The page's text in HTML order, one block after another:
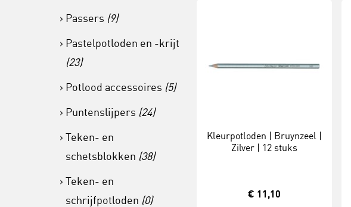
Passers (9)
Pastelpotloden en -krijt
(23)
Potlood accessoires (5)
Puntenslijpers (24)
Teken- en
schetsblokken (38)
Teken- en
schrijfpotloden (0)
Kleurpotloden | Bruynzeel |
Zilver | 12 stuks
€ 11,10